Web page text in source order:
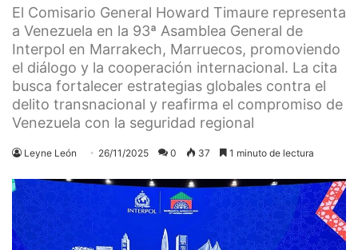
El Comisario General Howard Timaure representa
a Venezuela en la 93ª Asamblea General de
Interpol en Marrakech, Marruecos, promoviendo
el diálogo y la cooperación internacional. La cita
busca fortalecer estrategias globales contra el
delito transnacional y reafirma el compromiso de
Venezuela con la seguridad regional
Leyne León 26/11/2025 0 37 1 minuto de lectura